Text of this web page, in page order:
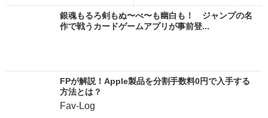
銀魂もるろ剣もぬ〜べ〜も幽白も！ ジャンプの名
作で戦うカードゲームアプリが事前登...
FPが解説！Apple製品を分割手数料0円で入手する
方法とは？
Fav-Log